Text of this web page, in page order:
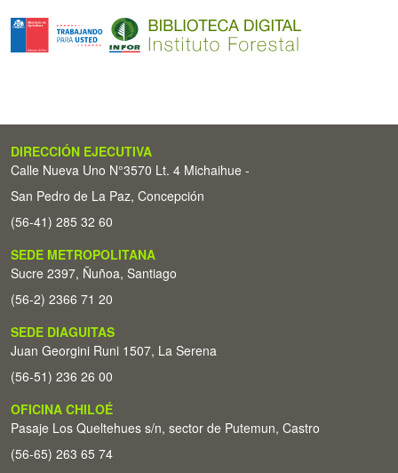
DIRECCIÓN EJECUTIVA
Calle Nueva Uno N°3570 Lt. 4 Michaihue -
San Pedro de La Paz, Concepción
(56-41) 285 32 60
SEDE METROPOLITANA
Sucre 2397, Ñuñoa, Santiago
(56-2) 2366 71 20
SEDE DIAGUITAS
Juan Georgini Runi 1507, La Serena
(56-51) 236 26 00
OFICINA CHILOÉ
Pasaje Los Queltehues s/n, sector de Putemun, Castro
(56-65) 263 65 74